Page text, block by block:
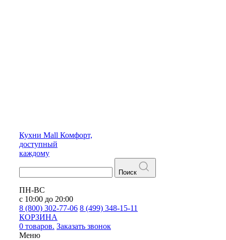
Кухни Mall Комфорт,
доступный
каждому
Поиск
ПН-ВС
с 10:00 до 20:00
8 (800) 302-77-06 8 (499) 348-15-11
КОРЗИНА
0 товаров. Заказать звонок
Меню